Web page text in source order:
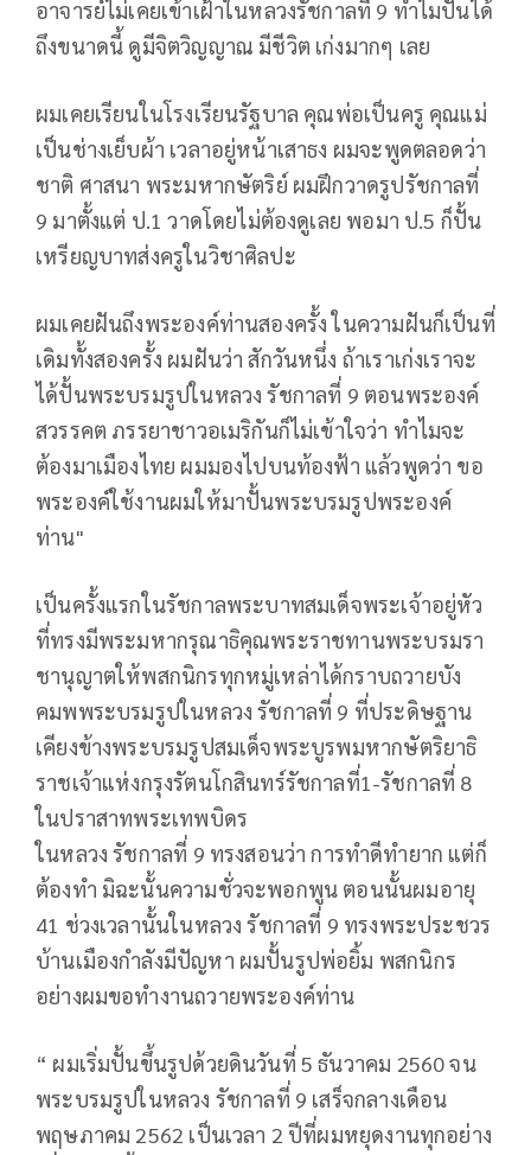
อาจารย์ไม่เคยเข้าเฝ้าในหลวงรัชกาลที่ 9 ทำไมปั้นได้
ถึงขนาดนี้ ดูมีจิตวิญญาณ มีชีวิต เก่งมากๆ เลย
ผมเคยเรียนในโรงเรียนรัฐบาล คุณพ่อเป็นครู คุณแม่
เป็นช่างเย็บผ้า เวลาอยู่หน้าเสาธง ผมจะพูดตลอดว่า
ชาติ ศาสนา พระมหากษัตริย์ ผมฝึกวาดรูปรัชกาลที่
9 มาตั้งแต่ ป.1 วาดโดยไม่ต้องดูเลย พอมา ป.5 ก็ปั้น
เหรียญบาทส่งครูในวิชาศิลปะ
ผมเคยฝันถึงพระองค์ท่านสองครั้ง ในความฝันก็เป็นที่
เดิมทั้งสองครั้ง ผมฝันว่า สักวันหนึ่ง ถ้าเราเก่งเราจะ
ได้ปั้นพระบรมรูปในหลวง รัชกาลที่ 9 ตอนพระองค์
สวรรคต ภรรยาชาวอเมริกันก็ไม่เข้าใจว่า ทำไมจะ
ต้องมาเมืองไทย ผมมองไปบนท้องฟ้า แล้วพูดว่า ขอ
พระองค์ใช้งานผมให้มาปั้นพระบรมรูปพระองค์
ท่าน"
เป็นครั้งแรกในรัชกาลพระบาทสมเด็จพระเจ้าอยู่หัว
ที่ทรงมีพระมหากรุณาธิคุณพระราชทานพระบรมรา
ชานุญาตให้พสกนิกรทุกหมู่เหล่าได้กราบถวายบัง
คมพพระบรมรูปในหลวง รัชกาลที่ 9 ที่ประดิษฐาน
เคียงข้างพระบรมรูปสมเด็จพระบูรพมหากษัตริยาธิ
ราชเจ้าแห่งกรุงรัตนโกสินทร์รัชกาลที่1-รัชกาลที่ 8
ในปราสาทพระเทพบิดร
ในหลวง รัชกาลที่ 9 ทรงสอนว่า การทำดีทำยาก แต่ก็
ต้องทำ มิฉะนั้นความชั่วจะพอกพูน ตอนนั้นผมอายุ
41 ช่วงเวลานั้นในหลวง รัชกาลที่ 9 ทรงพระประชวร
บ้านเมืองกำลังมีปัญหา ผมปั้นรูปพ่อยิ้ม พสกนิกร
อย่างผมขอทำงานถวายพระองค์ท่าน
“ ผมเริ่มปั้นขึ้นรูปด้วยดินวันที่ 5 ธันวาคม 2560 จน
พระบรมรูปในหลวง รัชกาลที่ 9 เสร็จกลางเดือน
พฤษภาคม 2562 เป็นเวลา 2 ปีที่ผมหยุดงานทุกอย่าง